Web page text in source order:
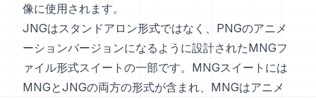
像に使用されます。
JNGはスタンドアロン形式ではなく、PNGのアニメ
ーションバージョンになるように設計されたMNGフ
ァイル形式スイートの一部です。MNGスイートには
MNGとJNGの両方の形式が含まれ、MNGはアニメ